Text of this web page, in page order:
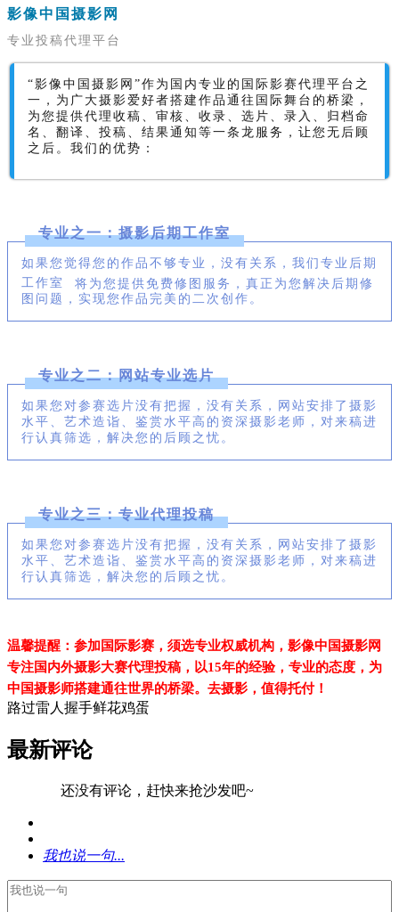
影像中国摄影网
专业投稿代理平台
“影像中国摄影网”作为国内专业的国际影赛代理平台之
一，为广大摄影爱好者搭建作品通往国际舞台的桥梁，
为您提供代理收稿、审核、收录、选片、录入、归档命
名、翻译、投稿、结果通知等一条龙服务，让您无后顾
之后。我们的优势：
专业之一：摄影后期工作室
如果您觉得您的作品不够专业，没有关系，我们专业 后期
工作室
将为您提供免费修图服务，真正为您解决后期修
图问题，实现您作品完美的二次创作。
专业之二：网站专业选片
如果您对参赛选片没有把握，没有关系，网站安排了摄影
水平、艺术造诣、鉴赏水平高的资深摄影老师，对来稿进
行认真筛选，解决您的后顾之忧。
专业之三：专业代理投稿
如果您对参赛选片没有把握，没有关系，网站安排了摄影
水平、艺术造诣、鉴赏水平高的资深摄影老师，对来稿进
行认真筛选，解决您的后顾之忧。
温馨提醒：参加国际影赛，须选专业权威机构，影像中国摄影网
专注国内外摄影大赛代理投稿，以15年的经验，专业的态度，为
中国摄影师搭建通往世界的桥梁。去摄影 ，值得托付！
路过雷人 握手鲜花鸡蛋
最新评论
还没有评论，赶快来抢沙发吧~
我也说一句...